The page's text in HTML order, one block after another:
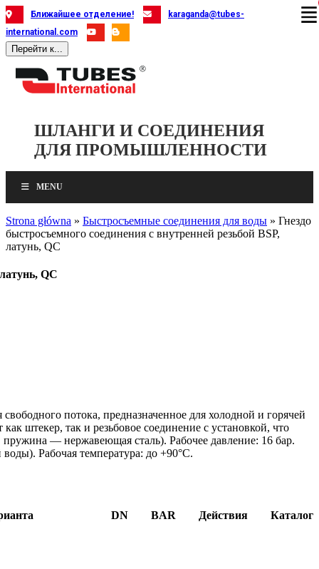
Skip
to
content
Ближайшее отделение!
karaganda@tubes-
international.com
Перейти к...
ШЛАНГИ И СОЕДИНЕНИЯ
ДЛЯ ПРОМЫШЛЕННОСТИ
MENU
Strona główna » Быстросъемные соединения для воды » Гнездо
быстросъемного соединения с внутренней резьбой BSP,
латунь, QC
QC
потока, предназначенное для холодной и горячей
штекер, так и резьбовое соединение с установкой, что
— нержавеющая сталь). Рабочее давление: 16 бар.
Рабочая температура: до +90°C.
DN BAR Действия Каталог